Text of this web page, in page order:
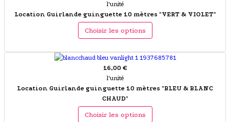
l'unité
Location Guirlande guinguette 10 mètres "VERT & VIOLET"
Choisir les options
16,00 €
l'unité
Location Guirlande guinguette 10 mètres "BLEU & BLANC
CHAUD"
Choisir les options